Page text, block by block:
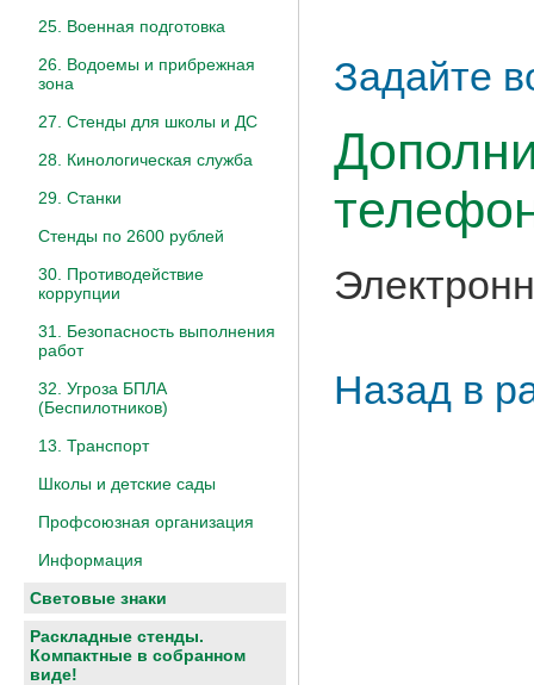
25. Военная подготовка
26. Водоемы и прибрежная
зона
27. Стенды для школы и ДС
28. Кинологическая служба
29. Станки
Стенды по 2600 рублей
30. Противодействие
коррупции
31. Безопасность выполнения
работ
32. Угроза БПЛА
(Беспилотников)
13. Транспорт
Школы и детские сады
Профсоюзная организация
Информация
Световые знаки
Раскладные стенды.
Компактные в собранном
виде!
Задайте
Назад в